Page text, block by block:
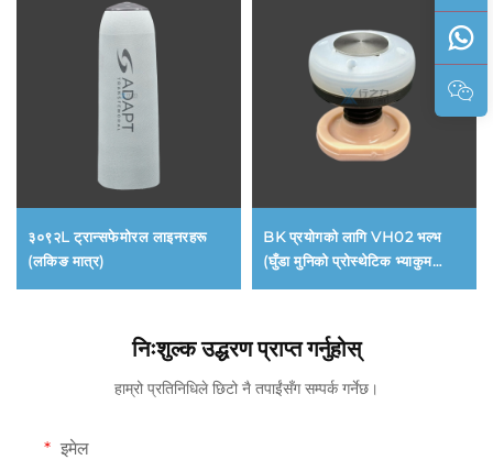
३०९२L ट्रान्सफेमोरल लाइनरहरू
(लकिङ मात्र)
BK प्रयोगको लागि VH02 भल्भ
(घुँडा मुनिको प्रोस्थेटिक भ्याकुम
निःशुल्क उद्धरण प्राप्त गर्नुहोस्
हाम्रो प्रतिनिधिले छिटो नै तपाईंसँग सम्पर्क गर्नेछ।
इमेल